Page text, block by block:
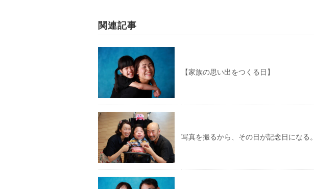
関連記事
【家族の思い出をつくる日】
写真を撮るから、その日が記念日になる。